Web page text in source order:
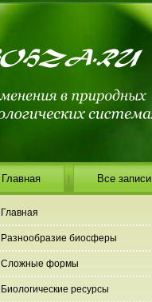
Главная Все записи
Главная
Разнообразие биосферы
Сложные формы
Биологические ресурсы